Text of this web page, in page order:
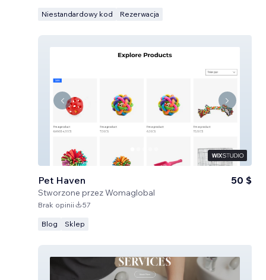
Niestandardowy kod Rezerwacja
Pet Haven
Stworzone przezWomaglobal
50 $
Brak opinii 57
Blog Sklep